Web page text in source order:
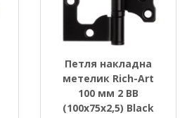
Петля накладна
метелик Rich-Art
100 мм 2 ВВ
(100х75х2,5) Black